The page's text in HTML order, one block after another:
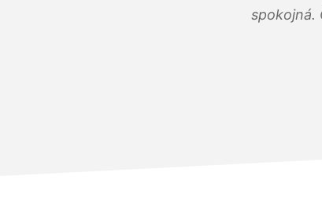
spokojná.